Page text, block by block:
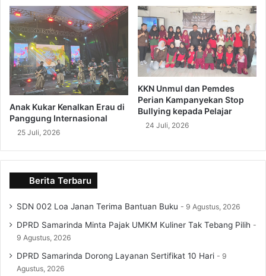
Anak Kukar Kenalkan Erau di
Panggung Internasional
25 Juli, 2026
KKN Unmul dan Pemdes
Perian Kampanyekan Stop
Bullying kepada Pelajar
24 Juli, 2026
Berita Terbaru
SDN 002 Loa Janan Terima Bantuan Buku 9 Agustus, 2026
DPRD Samarinda Minta Pajak UMKM Kuliner Tak Tebang Pilih
9 Agustus, 2026
DPRD Samarinda Dorong Layanan Sertifikat 10 Hari
9
Agustus, 2026